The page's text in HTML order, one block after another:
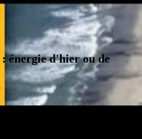
énergie d'hier ou de